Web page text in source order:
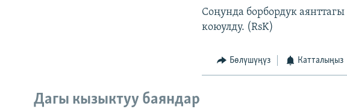
Соңунда борбордук
коюулду. (RsK)
Бөлүшүңүз Катталыңыз
Дагы кызыктуу баяндар